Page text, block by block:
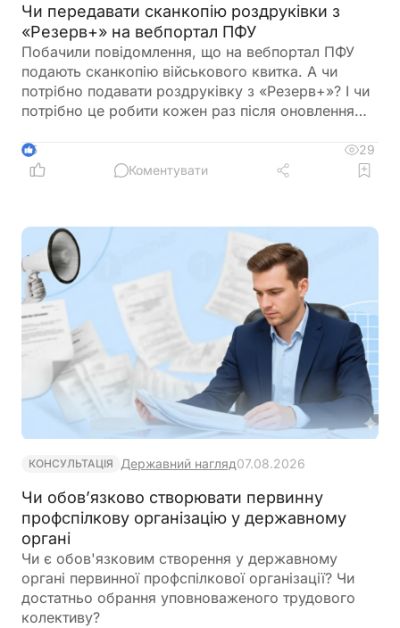
Чи передавати сканкопію роздруківки з
«Резерв+» на вебпортал ПФУ
Побачили повідомлення, що на вебпортал ПФУ
подають сканкопію військового квитка. А чи
потрібно подавати роздруківку з «Резерв+»? І чи
потрібно це робити кожен раз після оновлення
5
29
Коментувати
КОНСУЛЬТАЦІЯ Державний нагляд07.08.2026
Чи обов’язково створювати первинну
профспілкову організацію у державному
органі
Чи є обов'язковим створення у державному
органі первинної профспілкової організації? Чи
достатньо обрання уповноваженого трудового
колективу?